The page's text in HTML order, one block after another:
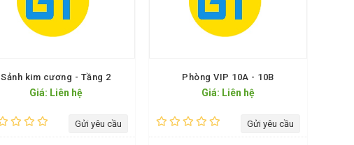
Sảnh kim cương - Tầng 2
Giá: Liên hệ
Gửi yêu cầu
Phòng VIP 10A - 10B
Giá: Liên hệ
Gửi yêu cầu